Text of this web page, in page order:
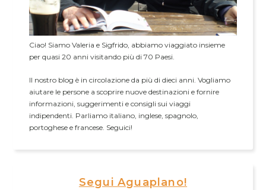
Ciao! Siamo Valeria e Sigfrido, abbiamo viaggiato insieme
per quasi 20 anni visitando più di 70 Paesi.
Il nostro blog è in circolazione da più di dieci anni. Vogliamo
aiutare le persone a scoprire nuove destinazioni e fornire
informazioni, suggerimenti e consigli sui viaggi
indipendenti. Parliamo italiano, inglese, spagnolo,
portoghese e francese. Seguici!
Segui Aguaplano!